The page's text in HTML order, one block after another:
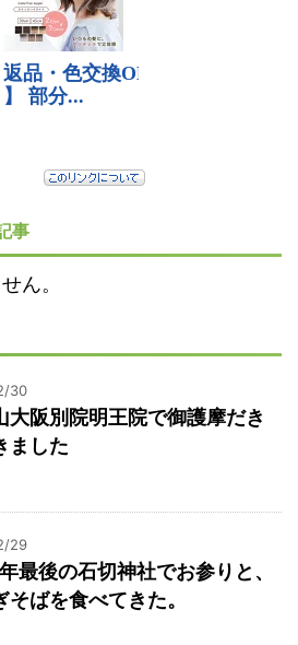
事
ん。
30
大阪別院明王院で御護摩だき
ました
29
最後の石切神社でお参りと、
そばを食べてきた。